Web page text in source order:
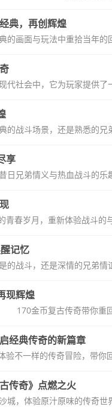
典，再创辉煌
画面与玩法中重拾当年
社会中，它为玩家提供
战斗场景，还是熟悉的
享
兄弟情义与热血战斗的
青春岁月，重新体验战斗
记忆
战斗，还是深情的兄弟
现辉煌
170金币复古传奇带你重
经典传奇的新篇章
不一样的传奇冒险，带
传奇》点燃之火
，体验原汁原味的传奇